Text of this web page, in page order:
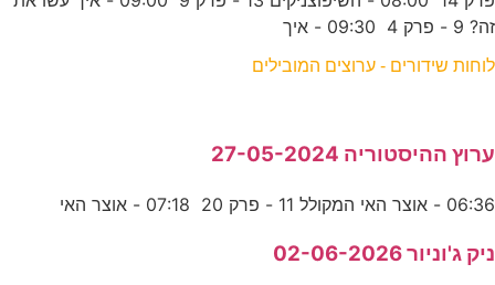
זה? 9 - פרק 4 09:30 - איך
לוחות שידורים - ערוצים המובילים
ערוץ ההיסטוריה 27-05-2024
06:36 - אוצר האי המקולל 11 - פרק 20 07:18 - אוצר האי
ניק ג'וניור 02-06-2026